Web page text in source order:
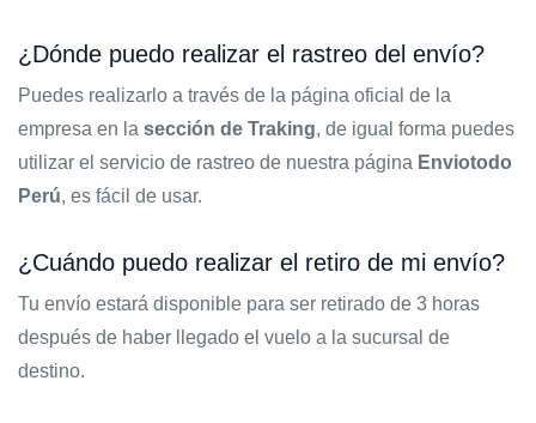
¿Dónde puedo realizar el rastreo del envío?
Puedes realizarlo a través de la página oficial de la
empresa en la sección de Traking, de igual forma puedes
utilizar el servicio de rastreo de nuestra página Enviotodo
Perú, es fácil de usar.
¿Cuándo puedo realizar el retiro de mi envío?
Tu envío estará disponible para ser retirado de 3 horas
después de haber llegado el vuelo a la sucursal de
destino.